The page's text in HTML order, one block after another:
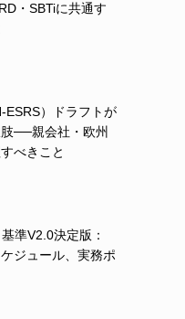
・SBTiに共通す
ESRS）ドラフトが
──親会社・欧州
べきこと
準V2.0決定版：
ジュール、実務ポ